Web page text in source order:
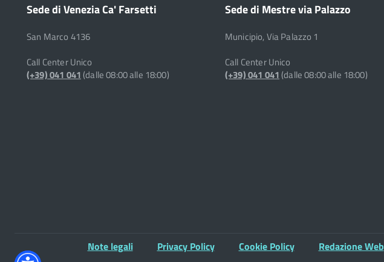
Sede di Venezia Ca' Farsetti
San Marco 4136
Call Center Unico
(+39) 041 041(dalle 08:00 alle 18:00)
Sede di Mestre via Palazzo
Municipio, Via Palazzo 1
Call Center Unico
(+39) 041 041(dalle 08:00 alle 18:00)
Note legali Privacy Policy Cookie Policy Redazione Web